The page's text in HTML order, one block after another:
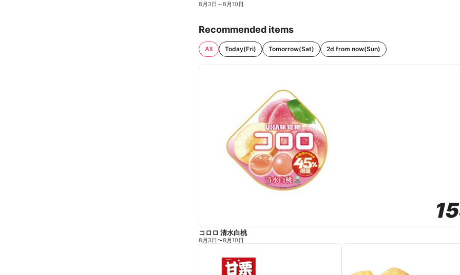
8月3日 ～8月10日
Recommended items
All Today(Fri) Tomorrow(Sat) 2d from now(Sun)
コロロ 清水白桃
8月3日〜8月10日